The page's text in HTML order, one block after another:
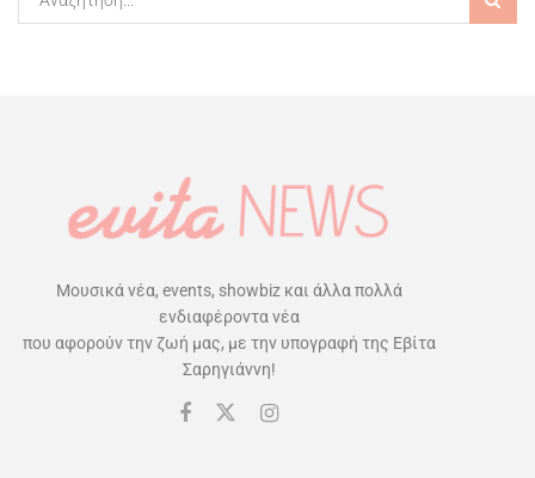
Μουσικά νέα, events, showbiz και άλλα πολλά
ενδιαφέροντα νέα
που αφορούν την ζωή μας, με την υπογραφή της Εβίτα
Σαρηγιάννη!